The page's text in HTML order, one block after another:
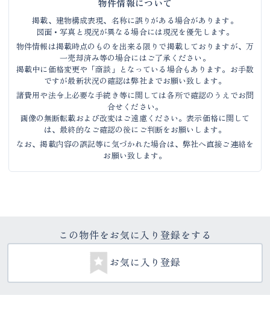
物件情報について
掲載、建物構成表現、名称に誤りがある場合があります。
図面・写真と現況が異なる場合には現況を優先します。
物件情報は掲載時点のものを出来る限りで掲載しておりますが、万
一売却済み等の場合にはご了承ください。
掲載中に価格変更や「商談」となっている場合もあります。お手数
ですが最新状況の確認は弊社までお願い致します。
諸費用や法令上必要な手続き等に関しては各所で確認のうえでお問
合せください。
画像の無断転載および改変はご遠慮ください。表示価格に関して
は、最終的なご確認の後にご判断をお願いします。
なお、掲載内容の誤記等に気づかれた場合は、弊社へ直接ご連絡を
お願い致します。
この物件をお気に入り登録をする
お気に入り登録